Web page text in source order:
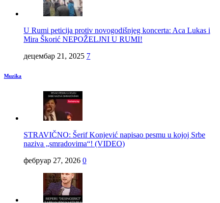
U Rumi peticija protiv novogodišnjeg koncerta: Aca Lukas i
Mira Škorić NEPOŽELJNI U RUMI!
децембар 21, 2025 7
Muzika
STRAVIČNO: Šerif Konjević napisao pesmu u kojoj Srbe
naziva „smradovima“! (VIDEO)
фебруар 27, 2026 0